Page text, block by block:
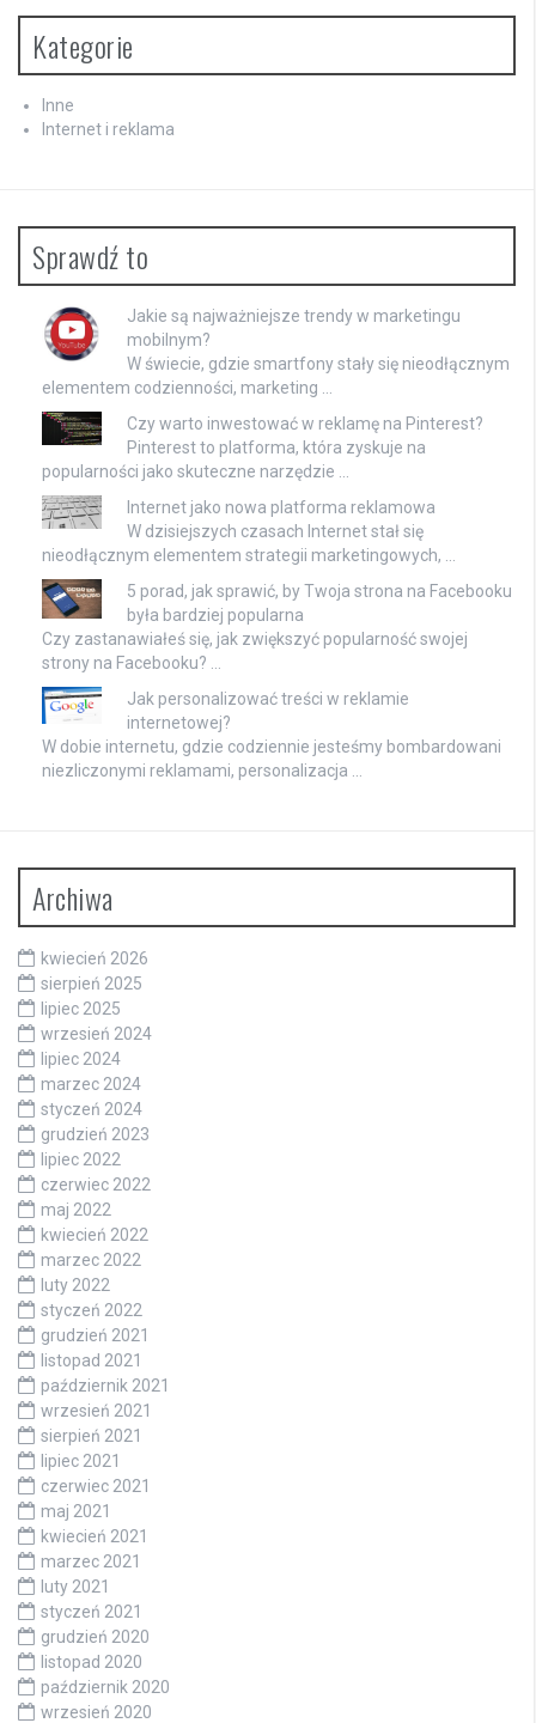
Kategorie
Inne
Internet i reklama
Sprawdź to
Jakie są najważniejsze trendy w marketingu
mobilnym?
W świecie, gdzie smartfony stały się nieodłącznym
elementem codzienności, marketing …
Czy warto inwestować w reklamę na Pinterest?
Pinterest to platforma, która zyskuje na
popularności jako skuteczne narzędzie …
Internet jako nowa platforma reklamowa
W dzisiejszych czasach Internet stał się
nieodłącznym elementem strategii marketingowych, …
5 porad, jak sprawić, by Twoja strona na Facebooku
była bardziej popularna
Czy zastanawiałeś się, jak zwiększyć popularność swojej
strony na Facebooku? …
Jak personalizować treści w reklamie
internetowej?
W dobie internetu, gdzie codziennie jesteśmy bombardowani
niezliczonymi reklamami, personalizacja …
Archiwa
kwiecień 2026
sierpień 2025
lipiec 2025
wrzesień 2024
lipiec 2024
marzec 2024
styczeń 2024
grudzień 2023
lipiec 2022
czerwiec 2022
maj 2022
kwiecień 2022
marzec 2022
luty 2022
styczeń 2022
grudzień 2021
listopad 2021
październik 2021
wrzesień 2021
sierpień 2021
lipiec 2021
czerwiec 2021
maj 2021
kwiecień 2021
marzec 2021
luty 2021
styczeń 2021
grudzień 2020
listopad 2020
październik 2020
wrzesień 2020